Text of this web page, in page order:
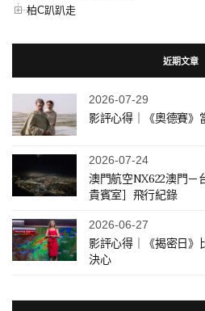
柏C趴趴走
近期文章
2026-07-29
影評心得｜《奧德賽》
2026-07-24
澳門航空NX622澳門－
貴賓室］飛行紀錄
2026-06-27
影評心得｜《揭密日》
決心